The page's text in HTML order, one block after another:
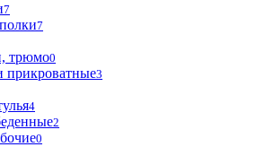
7
7
трюмо0
прикроватные3
4
2
0